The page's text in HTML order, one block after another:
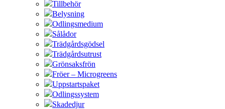
Tillbehör
Belysning
Odlingsmedium
Sålådor
Trädgårdsgödsel
Trädgårdsutrust
Grönsaksfrön
Fröer – Microgreens
Uppstartspaket
Odlingssystem
Skadedjur